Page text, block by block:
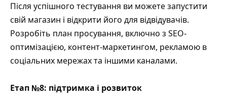
Після успішного тестування ви можете запустити
свій магазин і відкрити його для відвідувачів.
Розробіть план просування, включно з SEO-
оптимізацією, контент-маркетингом, рекламою в
соціальних мережах та іншими каналами.
Етап №8: підтримка і розвиток